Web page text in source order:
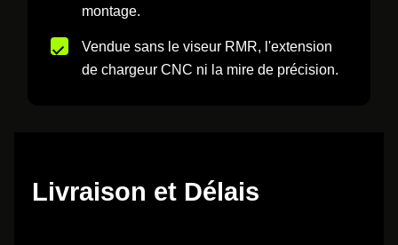
montage.
Vendue sans le viseur RMR, l'extension
de chargeur CNC ni la mire de précision.
Livraison et Délais